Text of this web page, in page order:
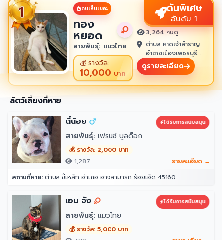
คนเห็นเยอะ
ทอง
หยอด
สายพันธุ์: แมวไทย
💰รางวัล:
10,000 บาท
ดันพิเศษ
อันดับ 1
3,264 คนดู
ตำบล หาดเจ้าสำราญ
อำเภอเมืองเพชรบุรี
เพชรบุรี 76100
ดูรายละเอียด
สัตว์เลี้ยงที่หาย
ตี๋น้อย
ได้รับการสนับสนุน
สายพันธุ์: เฟรนซ์ บูลด็อก
💰 รางวัล: 2,000 บาท
1,287
รายละเอียด →
สถานที่หาย: ตำบล ขี้เหล็ก อำเภอ อาจสามารถ ร้อยเอ็ด 45160
เอน จัง ได้รับการสนับสนุน
สายพันธุ์: แมวไทย
💰 รางวัล: 5,000 บาท